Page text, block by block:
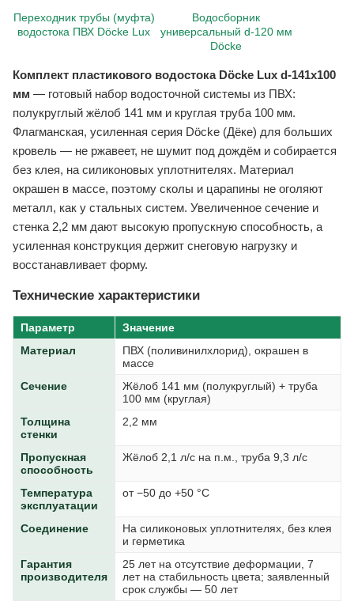
Переходник трубы (муфта)
водостока ПВХ Döcke Lux
Водосборник
универсальный d-120 мм
Döcke
Комплект пластикового водостока Döcke Lux d-141x100
мм — готовый набор водосточной системы из ПВХ:
полукруглый жёлоб 141 мм и круглая труба 100 мм.
Флагманская, усиленная серия Döcke (Дёке) для больших
кровель — не ржавеет, не шумит под дождём и собирается
без клея, на силиконовых уплотнителях. Материал
окрашен в массе, поэтому сколы и царапины не оголяют
металл, как у стальных систем. Увеличенное сечение и
стенка 2,2 мм дают высокую пропускную способность, а
усиленная конструкция держит снеговую нагрузку и
восстанавливает форму.
Технические характеристики
Параметр
Значение
Материал
ПВХ (поливинилхлорид), окрашен в
массе
Сечение
Жёлоб 141 мм (полукруглый) + труба
100 мм (круглая)
Толщина
стенки
2,2 мм
Пропускная
способность
Жёлоб 2,1 л/с на п.м., труба 9,3 л/с
Температура
эксплуатации
от −50 до +50 °C
Соединение
На силиконовых уплотнителях, без клея
и герметика
Гарантия
производителя
25 лет на отсутствие деформации, 7
лет на стабильность цвета; заявленный
срок службы — 50 лет